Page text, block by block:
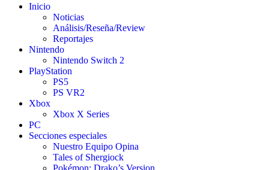
Inicio
Noticias
Análisis/Reseña/Review
Reportajes
Nintendo
Nintendo Switch 2
PlayStation
PS5
PS VR2
Xbox
Xbox X Series
PC
Secciones especiales
Nuestro Equipo Opina
Tales of Shergiock
Pokémon: Drako’s Version